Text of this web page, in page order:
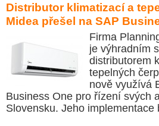
Distributor klimatizací a
Midea přešel na SAP
Firma
je výhradním
distributorem
tepelných
nově využívá
Business One pro řízení svých
Slovensku. Jeho implementace